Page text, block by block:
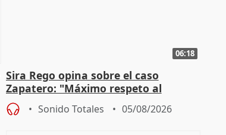
06:18
Sira Rego opina sobre el caso
Zapatero: "Máximo respeto al
proceso judicial"
Sonido Totales 05/08/2026